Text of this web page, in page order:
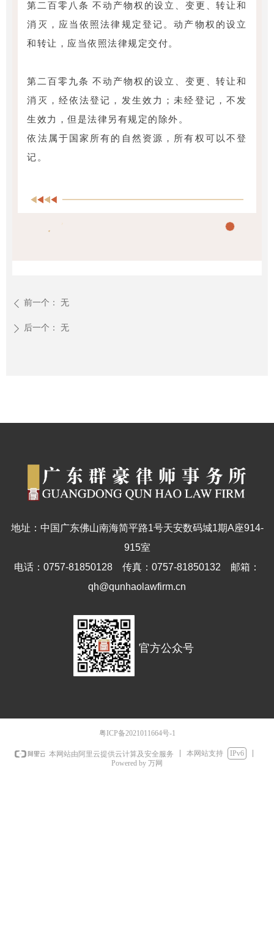
第二百零八条 不动产物权的设立、变更、转让和
消灭，应当依照法律规定登记。动产物权的设立
和转让，应当依照法律规定交付。
第二百零九条 不动产物权的设立、变更、转让和
消灭，经依法登记，发生效力；未经登记，不发
生效力，但是法律另有规定的除外。
依法属于国家所有的自然资源，所有权可以不登
记。
ꄴ 前一个： 无
ꄲ 后一个： 无
地址：中国广东佛山南海简平路1号天安数码城1期A座914-
915室
电话：0757-81850128 传真：0757-81850132 邮箱：
qh@qunhaolawfirm.cn
官方公众号
粤ICP备2021011664号-1
本网站由阿里云提供云计算及安全服务 本网站支持
IPv6
Powered by 万网